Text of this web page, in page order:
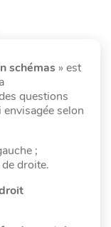
schémas » est
questions
selon
;
droite.